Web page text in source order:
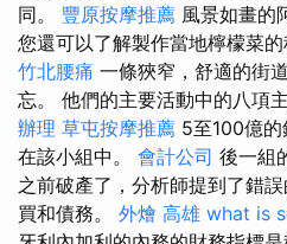
同。 豐原按摩推薦 風景如畫的
您還可以了解製作當地檸檬菜的
竹北腰痛 一條狹窄，舒適的街
忘。 他們的主要活動中的八項
辦理 草屯按摩推薦 5至100億
在該小組中。 會計公司 後一組
之前破產了，分析師提到了錯
買和債務。 外燴 高雄 what is